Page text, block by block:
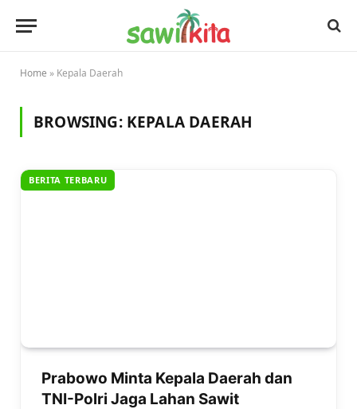
Home » Kepala Daerah
BROWSING: KEPALA DAERAH
BERITA TERBARU
Prabowo Minta Kepala Daerah dan
TNI-Polri Jaga Lahan Sawit